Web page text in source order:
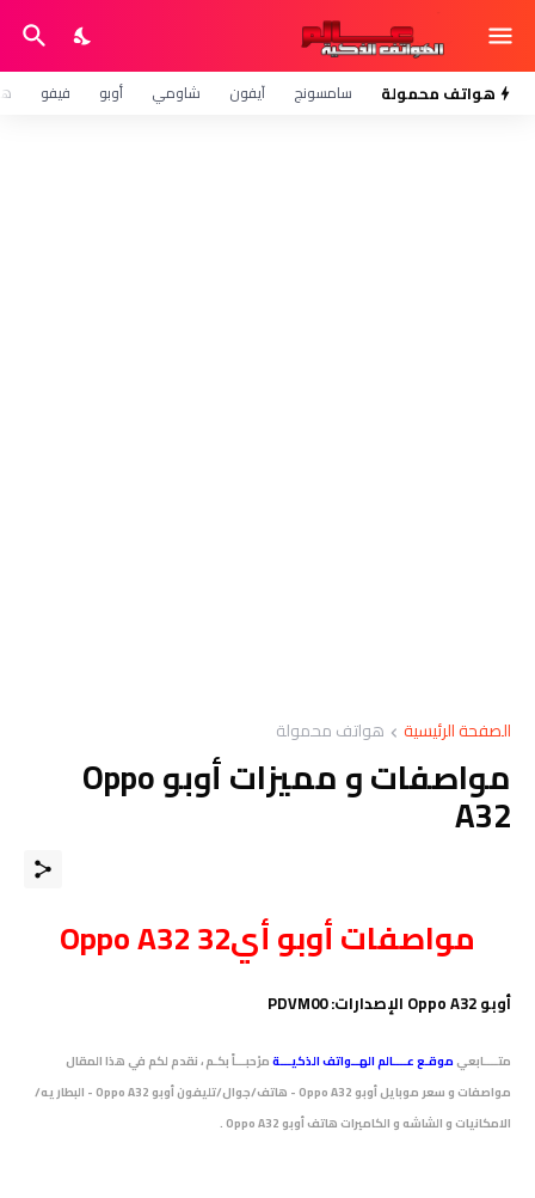
هواتف محمولة سامسونج آيفون شاومي أوبو فيفو
الصفحة الرئيسية هواتف محمولة
مواصفات و مميزات أوبو Oppo
A32
مواصفاتأوبو أي32
أوبو Oppo A32 الإصدارات: PDVM00
متــــابعيموقـع عــــالم الهــواتف الذكيـــةمرْحبـــاً بكـم ، نقدم لكم في هذا المقال
مواصفات و سعر موبايل أوبو Oppo A32 - هاتف/جوال/تليفون أوبو Oppo A32 - البطاريه/
الامكانيات و الشاشه و الكاميرات هاتف أوبو Oppo A32 .